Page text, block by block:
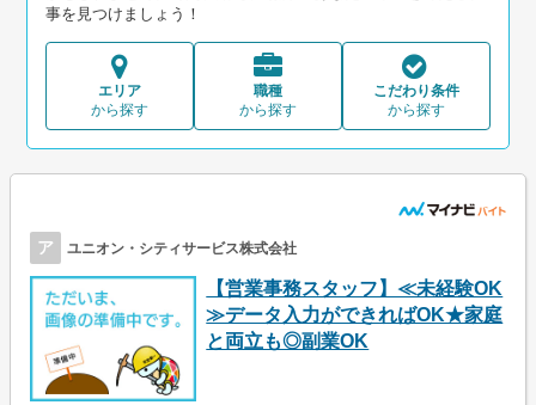
事を見つけましょう！
エリア
から探す
職種
から探す
こだわり条件
から探す
ア ユニオン・シティサービス株式会社
【営業事務スタッフ】≪未経験OK
≫データ入力ができればOK★家庭
と両立も◎副業OK